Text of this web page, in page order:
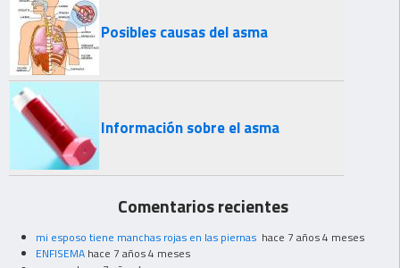
Posibles causas del asma
Información sobre el asma
Comentarios recientes
mi esposo tiene manchas rojas en las piernas hace 7 años 4 meses
ENFISEMA hace 7 años 4 meses